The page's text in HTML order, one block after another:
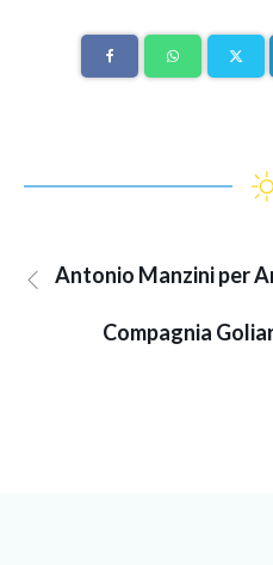
Antonio Manzini per
Compagnia